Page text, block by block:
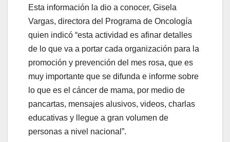
Esta información la dio a conocer, Gisela
Vargas, directora del Programa de Oncología
quien indicó “esta actividad es afinar detalles
de lo que va a portar cada organización para la
promoción y prevención del mes rosa, que es
muy importante que se difunda e informe sobre
lo que es el cáncer de mama, por medio de
pancartas, mensajes alusivos, videos, charlas
educativas y llegue a gran volumen de
personas a nivel nacional”.